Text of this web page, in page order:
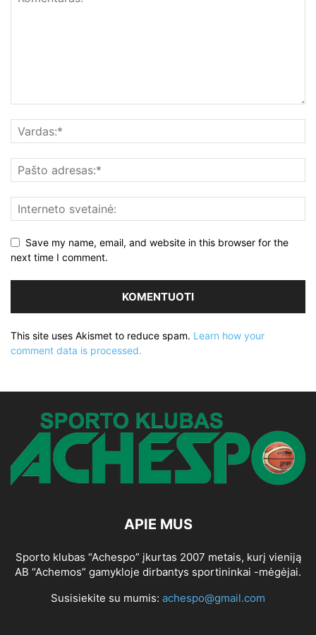
Save my name, email, and website in this browser for the
next time I comment.
This site uses Akismet to reduce spam. Learn how your
comment data is processed.
APIE MUS
Sporto klubas “Achespo” įkurtas 2007 metais, kurį vieniją
AB “Achemos” gamykloje dirbantys sportininkai -mėgėjai.
Susisiekite su mumis: achespo@gmail.com